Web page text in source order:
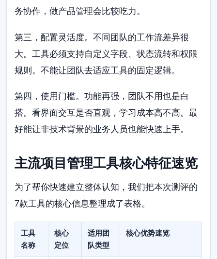
务协作，做产品管理会比较吃力。
第三，配置灵活度。不同团队的工作流差异很
大。工具必须支持自定义字段、状态流转和权限
规则。不能让团队去适应工具的固定逻辑。
第四，使用门槛。功能再强，团队不用也是白
搭。看界面交互是否直观，学习成本高不高。最
好能让非技术背景的业务人员也能快速上手。
主流项目管理工具核心特征速览
为了帮你快速建立整体认知，我们把本次测评的
7款工具的核心信息整理成了表格。
工具
名称
核心
定位
适用团
队类型
核心优势速览